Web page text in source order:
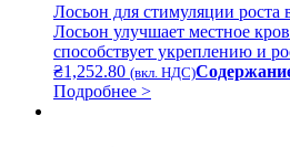
Лосьон для стимуляции роста
Лосьон улучшает местное
способствует укреплению и
₴1,252.80 (вкл. НДС)
Подробнее >